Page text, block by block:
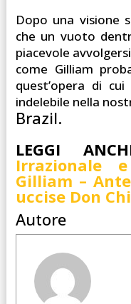
Dopo una visione
che un vuoto
piacevole
come Gilliam
quest’opera di
indelebile nella
Brazil.
LEGGI
Irrazionale
Gilliam –
uccise Don
Autore